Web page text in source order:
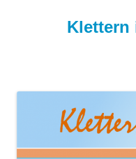
Klettern